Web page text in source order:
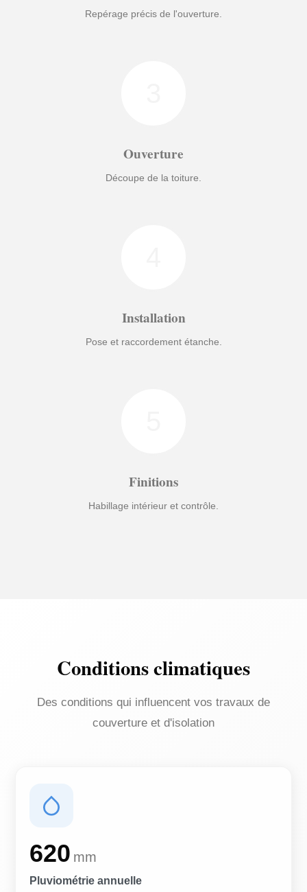
Repérage précis de l'ouverture.
Ouverture
Découpe de la toiture.
Installation
Pose et raccordement étanche.
Finitions
Habillage intérieur et contrôle.
Conditions climatiques
Des conditions qui influencent vos travaux de
couverture et d'isolation
620 mm
Pluviométrie annuelle